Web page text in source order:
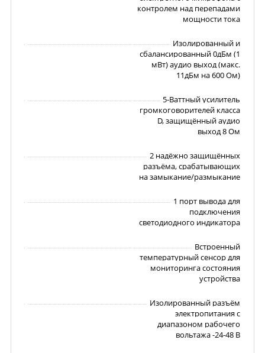
контролем над перепадами
мощности тока
Изолированный и
сбалансированный 0дБм (1
мВт) аудио выход (макс.
11дБм на 600 Ом)
5-Ваттный усилитель
громкоговорителей класса
D, защищённый аудио
выход 8 Ом
2 надёжно защищённых
разъёма, срабатывающих
на замыкание/размыкание
1 порт вывода для
подключения
светодиодного индикатора
Встроенный
температурный сенсор для
мониторинга состояния
устройства
Изолированный разъём
электропитания с
диапазоном рабочего
вольтажа -24-48 В